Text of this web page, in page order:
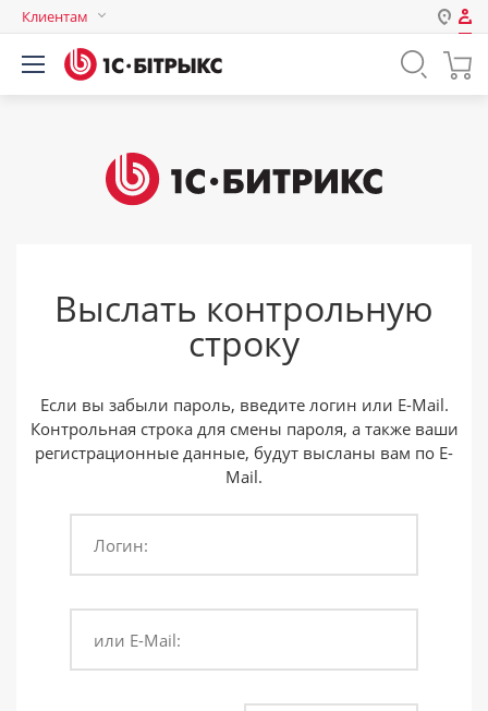
Клиентам
Авторизация
Логин
Запомнить меня на этом
компьютере
Забыли свой пароль?
или войдите с помощью
Выслать контрольную
строку
Если вы забыли пароль, введите логин или E-Mail.
Контрольная строка для смены пароля, а также ваши
регистрационные данные, будут высланы вам по E-
Mail.
Логин:
или E-Mail: